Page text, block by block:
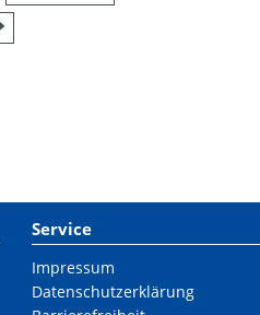
Service
Impressum
Datenschutzerklärung